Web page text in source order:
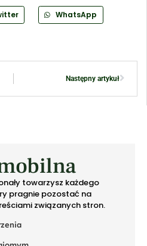
WhatsApp
Następny artykuł
towarzysz każdego
pragnie pozostać na
związanych stron.